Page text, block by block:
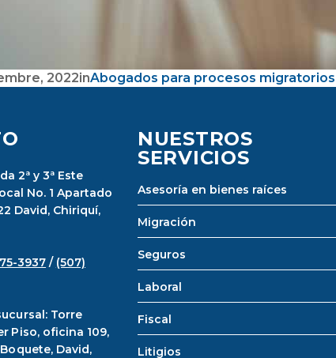
2022inAbogados para procesos
2ª y 3ª Este
No. 1 Apartado
David, Chiriquí,
3937 / (507)
Torre
Piso, oficina 109,
David,
NUESTROS
SERVICIOS
Asesoría en bienes raíces
Migración
Seguros
Laboral
Fiscal
Litigios